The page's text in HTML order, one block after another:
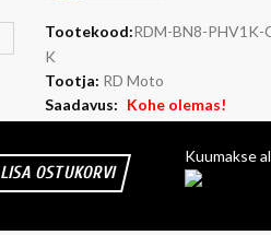
Tootekood:RDM-BN8-PHV1K-
K
Tootja: RD Moto
Saadavus: Kohe olemas!
Kuumakse
LISA OSTUKORVI